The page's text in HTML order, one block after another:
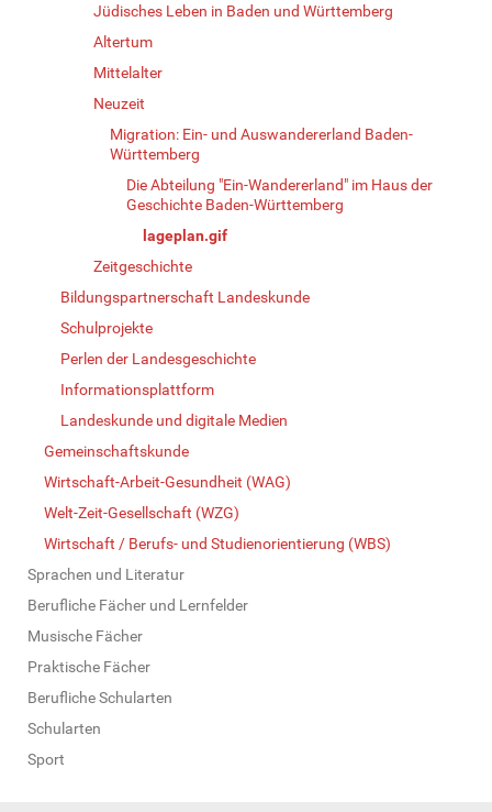
Jüdisches Leben in Baden und Württemberg
Altertum
Mittelalter
Neuzeit
Migration: Ein- und Auswandererland Baden-
Württemberg
Die Abteilung "Ein-Wandererland" im Haus der
Geschichte Baden-Württemberg
lageplan.gif
Zeitgeschichte
Bildungspartnerschaft Landeskunde
Schulprojekte
Perlen der Landesgeschichte
Informationsplattform
Landeskunde und digitale Medien
Gemeinschaftskunde
Wirtschaft-Arbeit-Gesundheit (WAG)
Welt-Zeit-Gesellschaft (WZG)
Wirtschaft / Berufs- und Studienorientierung (WBS)
Sprachen und Literatur
Berufliche Fächer und Lernfelder
Musische Fächer
Praktische Fächer
Berufliche Schularten
Schularten
Sport